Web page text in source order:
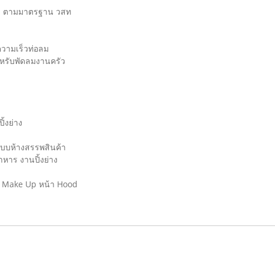
ตามมาตรฐาน วสท
ามเร็วท่อลม
รับพัดลมงานครัว
งย่าง
บห้างสรรพสินค้า
าร งานปิ้งย่าง
Up หน้า Hood